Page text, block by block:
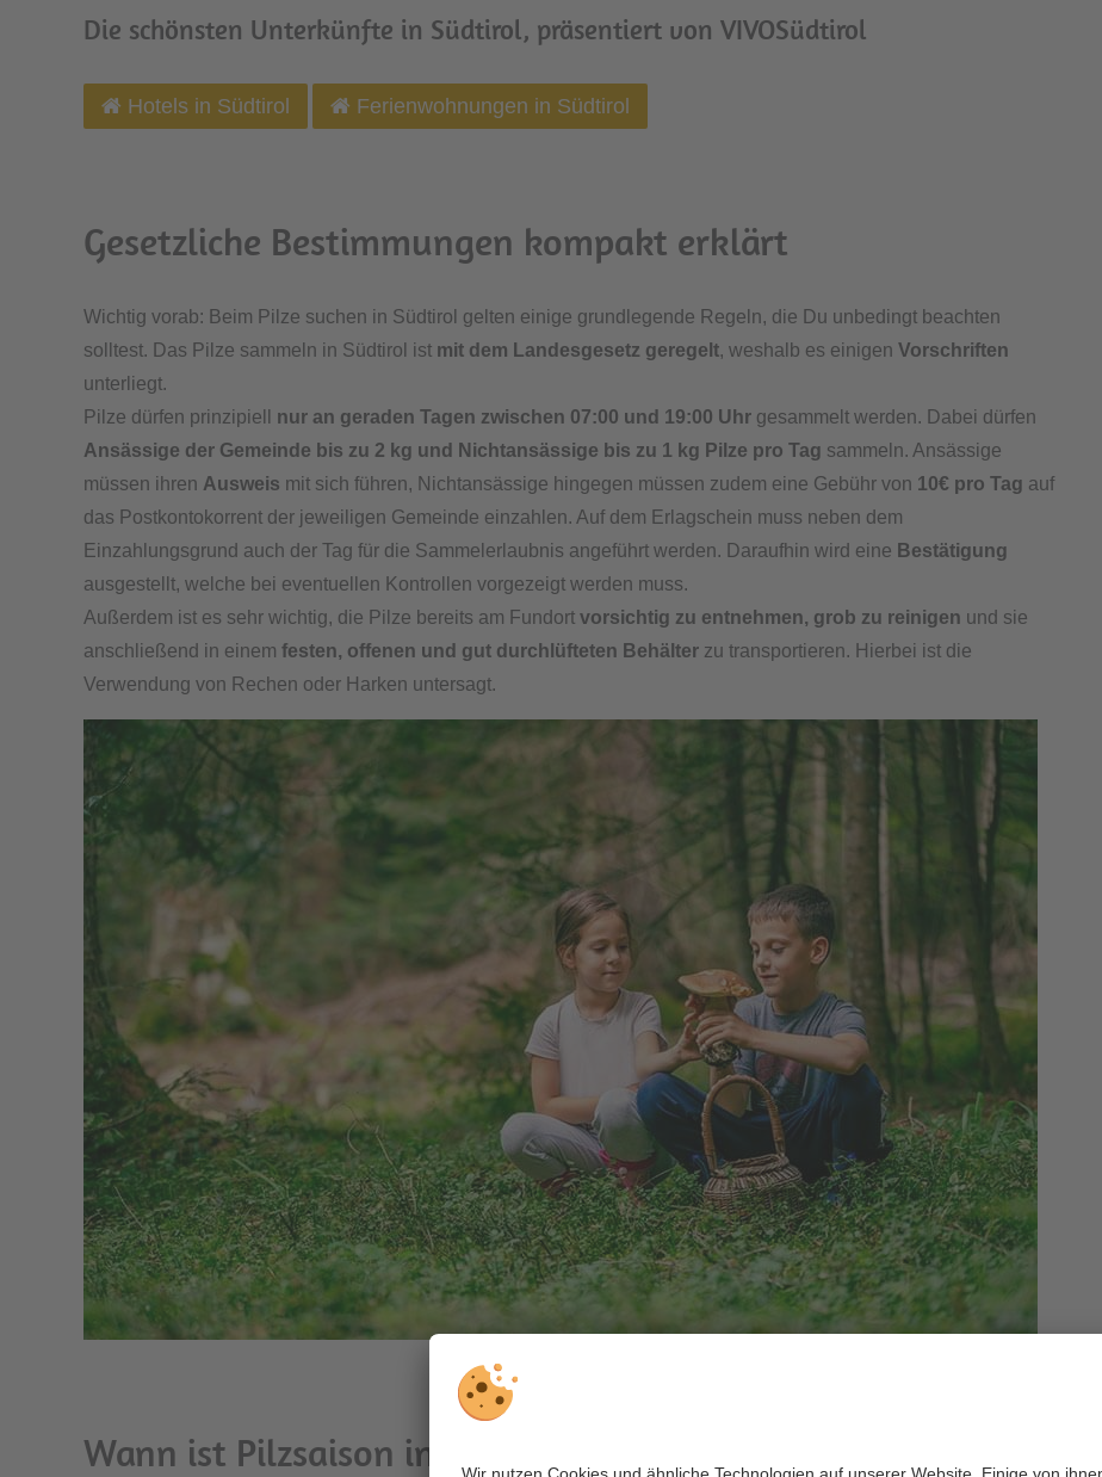
Die schönsten Unterkünfte in Südtirol, präsentiert von VIVOSüdtirol
Hotels in Südtirol Ferienwohnungen in Südtirol
Gesetzliche Bestimmungen kompakt erklärt
Wichtig vorab: Beim Pilze suchen in Südtirol gelten einige grundlegende Regeln, die Du unbedingt beachten
solltest. Das Pilze sammeln in Südtirol ist mit dem Landesgesetz geregelt, weshalb es einigen Vorschriften
unterliegt.
Pilze dürfen prinzipiell nur an geraden Tagen zwischen 07:00 und 19:00 Uhr gesammelt werden. Dabei dürfen
Ansässige der Gemeinde bis zu 2 kg und Nichtansässige bis zu 1 kg Pilze pro Tag sammeln. Ansässige
müssen ihren Ausweis mit sich führen, Nichtansässige hingegen müssen zudem eine Gebühr von 10€ pro Tag auf
das Postkontokorrent der jeweiligen Gemeinde einzahlen. Auf dem Erlagschein muss neben dem
Einzahlungsgrund auch der Tag für die Sammelerlaubnis angeführt werden. Daraufhin wird eine Bestätigung
ausgestellt, welche bei eventuellen Kontrollen vorgezeigt werden muss.
Außerdem ist es sehr wichtig, die Pilze bereits am Fundort vorsichtig zu entnehmen, grob zu reinigen und sie
anschließend in einem festen, offenen und gut durchlüfteten Behälter zu transportieren. Hierbei ist die
Verwendung von Rechen oder Harken untersagt.
Wann ist Pilzsaison in Südtirol